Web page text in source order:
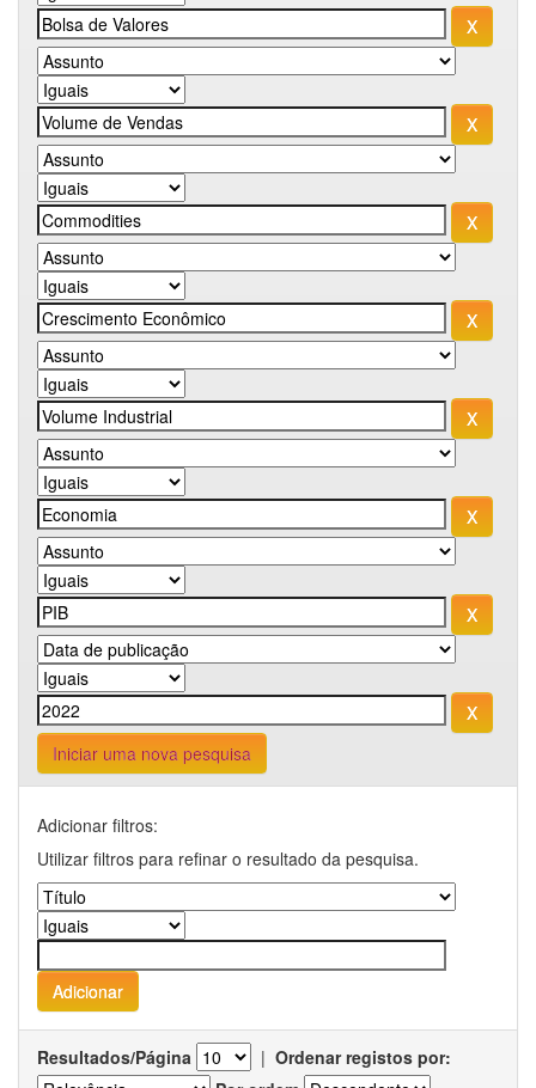
Iniciar uma nova pesquisa
Adicionar filtros:
Utilizar filtros para refinar o resultado da pesquisa.
Resultados/Página | Ordenar registos por: